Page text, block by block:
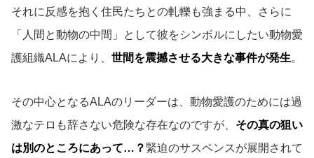
それに反感を抱く住民たちとの軋轢も強まる中、さらに
「人間と動物の中間」として彼をシンボルにしたい動物愛
護組織ALAにより、 世間を震撼させる大きな事件が発生。
その中心となるALAのリーダーは、動物愛護のためには過
激なテロも辞さない危険な存在なのですが、 その真の狙い
は別のところにあって…？ 緊迫のサスペンスが展開されて